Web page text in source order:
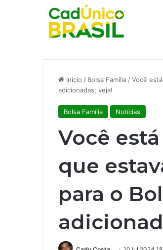
Início / Bolsa Família /Você
adicionadas; veja!
Bolsa Família Notícias
Você
que
para o